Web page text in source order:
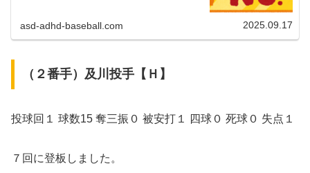
asd-adhd-baseball.com 2025.09.17
（２番手）及川投手【Ｈ】
投球回１ 球数15 奪三振０ 被安打１ 四球０ 死球０ 失点１
７回に登板しました。